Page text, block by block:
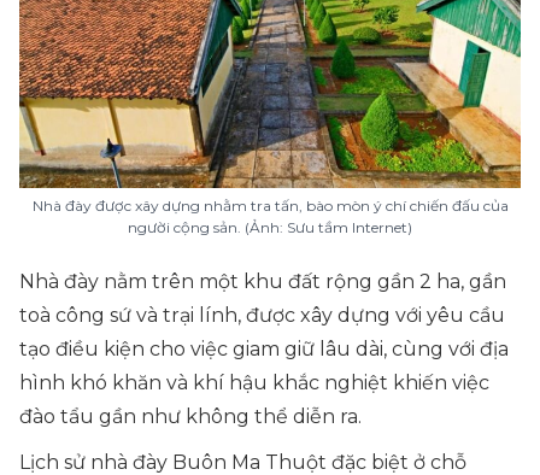
Nhà đày được xây dựng nhằm tra tấn, bào mòn ý chí chiến đấu của
người cộng sản. (Ảnh: Sưu tầm Internet)
Nhà đày nằm trên một khu đất rộng gần 2 ha, gần
toà công sứ và trại lính, được xây dựng với yêu cầu
tạo điều kiện cho việc giam giữ lâu dài, cùng với địa
hình khó khăn và khí hậu khắc nghiệt khiến việc
đào tẩu gần như không thể diễn ra.
Lịch sử nhà đày Buôn Ma Thuột đặc biệt ở chỗ